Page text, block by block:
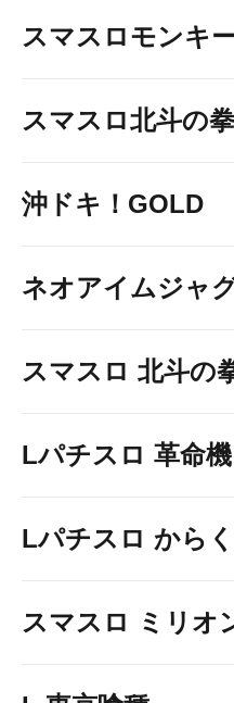
スマスロモンキ
スマスロ北斗の拳
沖ドキ！GOLD
ネオアイムジャ
スマスロ 北斗の
Lパチスロ 革命
Lパチスロ から
スマスロ ミリオ